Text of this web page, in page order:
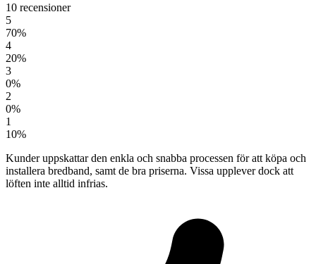
10 recensioner
5
70%
4
20%
3
0%
2
0%
1
10%
Kunder uppskattar den enkla och snabba processen för att köpa och
installera bredband, samt de bra priserna. Vissa upplever dock att
löften inte alltid infrias.